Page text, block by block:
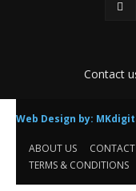
Contact
Web Design by:
ABOUT US
TERMS & CONDITIONS